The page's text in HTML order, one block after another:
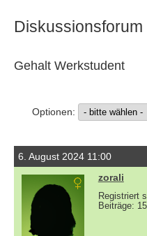
Diskussionsforum
Gehalt Werkstudent
Optionen:
6. August 2024 11:00
zorali
Registriert
Beiträge: